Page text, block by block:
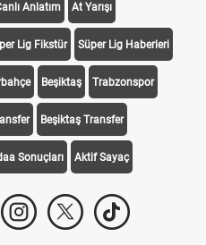
Anlatım At Yarışı
Lig Fikstür Süper Lig Haberleri
Beşiktaş Trabzonspor
Beşiktaş Transfer
Sonuçları Aktif Sayaç